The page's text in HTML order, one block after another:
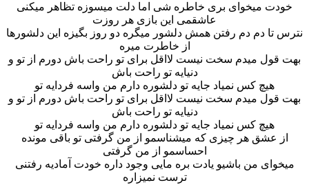
خودت میخوای بری خاطره شی اما دلت میسوزه تظاهر میکنی
عاشقمی این بازی هر روزت
نترس تا دم دم رفتن همش دلشور میگره دو روز بگیزه این دلشورها
از خاطرت میره
بهت قول میدم سخت نیست لااقل برای تو راحت باش دورم از تو و
دنیایه تو راحت باش
هیچ کس نمیاد جایه تو دلشوره دارم من واسه فردایه تو
بهت قول میدم سخت نیست لااقل برای تو راحت باش دورم از تو و
دنیایه تو راحت باش
هیچ کس نمیاد جایه تو دلشوره دارم من واسه فردایه تو
از عشق هر چیزی که میشناسمو از من گرفتی تو باقی مونده
احساسمو از من گرفتی
میخوای من باشیو یادت بره مایی وجود داره خودت آمادیه رفتنی
ترست نمیزاره